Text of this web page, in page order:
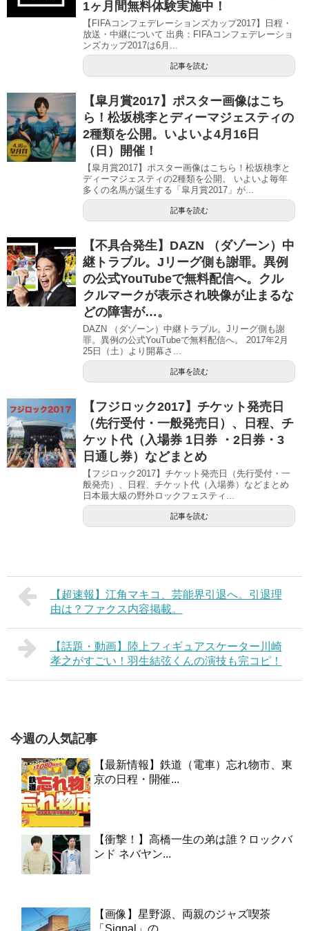
1ヶ月間無料体験実施中！
【FIFAコンフェデレーションズカップ2017】日程・
放送・中継について 出典：FIFAコンフェデレーショ
ンズカップ2017は6月...
記事を読む
【皐月賞2017】ポスター画像はこち
ら！松坂桃李とディーマジェスティの
2種類を公開。いよいよ4月16日
（日）開催！
【皐月賞2017】ポスター画像はこちら！松坂桃李と
ディーマジェスティの2種類を公開。 いよいよ毎年
多くの名馬が誕生する「皐月賞2017」が...
記事を読む
【不具合発生】DAZN （ダゾーン）中
継トラブル。Jリーグ側も謝罪。異例
の公式YouTubeで無料配信へ。クル
クルマークが表示され映像が止まるな
どの障害が…。
DAZN （ダゾーン）中継トラブル。Jリーグ側も謝
罪。異例の公式YouTubeで無料配信へ。 2017年2月
25日（土）より開幕さ...
記事を読む
【フジロック2017】チケット発売日
（先行受付・一般発売日）、日程、チ
ケット代（入場券 1日券 ・2日券・3
日通し券）などまとめ
【フジロック2017】チケット発売日（先行受付・一
般発売）、日程、チケット代（入場券）などまとめ
日本最大級の野外ロックフェスティ...
記事を読む
【超速報】江角マキコ、芸能界引退へ。引退理
由は？ファクス内容掲載。
【話題・動画】陸上フィギュアスケーター川崎
孝之がすごい！羽生結弦くんの演技も完コピ！
今週の人気記事
【最新情報】鉄道（電車）忘れ物市、東
京の日程・開催...
【衝撃！】高橋一生の弟は誰？ロックバ
ンド ネバヤン...
【画像】星野源、両親のジャズ喫茶